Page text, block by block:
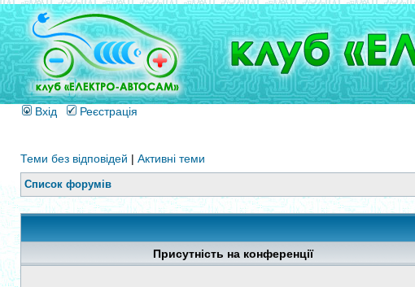
Вхід Реєстрація
Теми без відповідей | Активні теми
Список форумів
Присутність на конференції